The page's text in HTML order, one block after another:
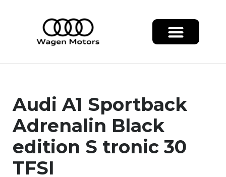
Audi A1 Sportback
Adrenalin Black
edition S tronic 30
TFSI